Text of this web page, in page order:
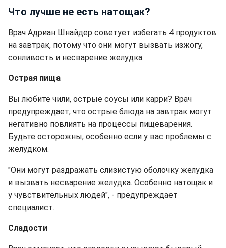
Что лучше не есть натощак?
Врач Адриан Шнайдер советует избегать 4 продуктов
на завтрак, потому что они могут вызвать изжогу,
сонливость и несварение желудка.
Острая пища
Вы любите чили, острые соусы или карри? Врач
предупреждает, что острые блюда на завтрак могут
негативно повлиять на процессы пищеварения.
Будьте осторожны, особенно если у вас проблемы с
желудком.
"Они могут раздражать слизистую оболочку желудка
и вызвать несварение желудка. Особенно натощак и
у чувствительных людей", - предупреждает
специалист.
Сладости